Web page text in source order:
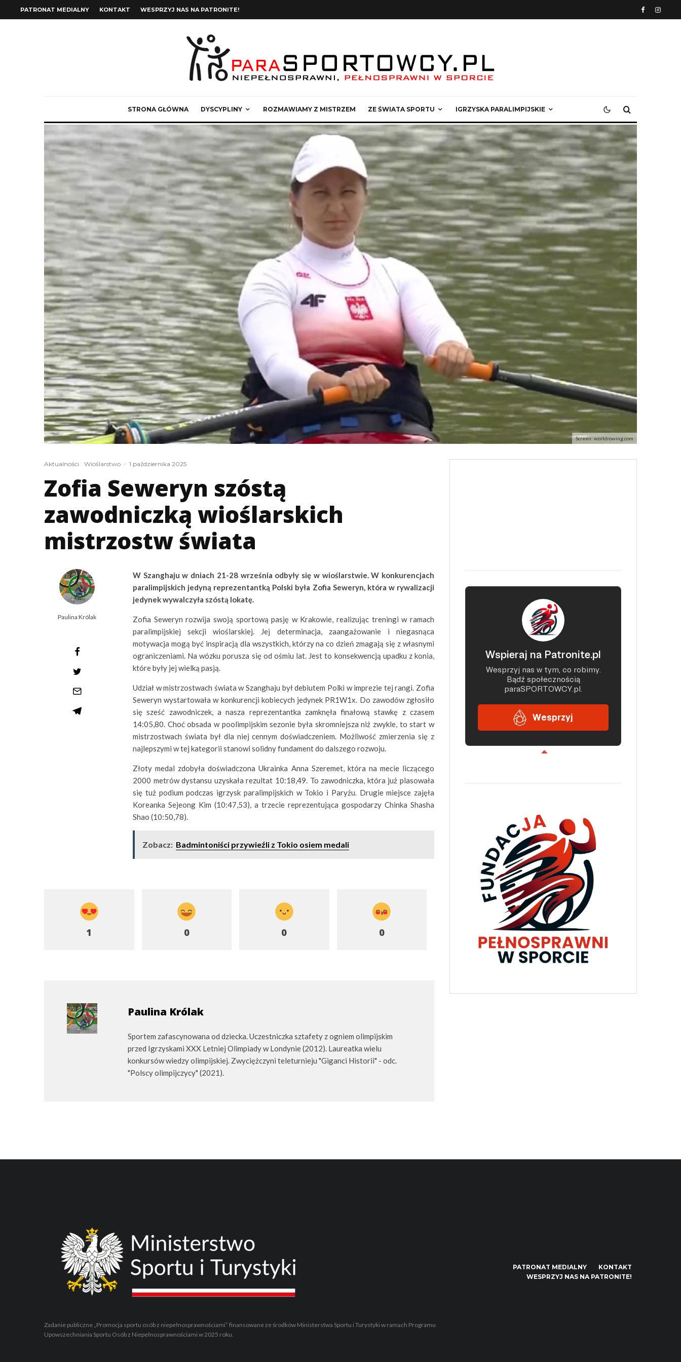
PATRONAT MEDIALNY KONTAKT WESPRZYJ NAS NA PATRONITE!
STRONA GŁÓWNA DYSCYPLINY ROZMAWIAMY Z MISTRZEM ZE ŚWIATA SPORTU IGRZYSKA PARALIMPIJSKIE
Screen: worldrowing.com
Aktualności Wioślarstwo · 1 października 2025
Zofia Seweryn szóstą
zawodniczką wioślarskich
mistrzostw świata
Paulina Królak
W Szanghaju w dniach 21-28 września odbyły się w wioślarstwie. W konkurencjach
paralimpijskich jedyną reprezentantką Polski była Zofia Seweryn, która w rywalizacji
jedynek wywalczyła szóstą lokatę.
Zofia Seweryn rozwija swoją sportową pasję w Krakowie, realizując treningi w ramach
paralimpijskiej sekcji wioślarskiej. Jej determinacja, zaangażowanie i niegasnąca
motywacja mogą być inspiracją dla wszystkich, którzy na co dzień zmagają się z własnymi
ograniczeniami. Na wózku porusza się od ośmiu lat. Jest to konsekwencją upadku z konia,
które były jej wielką pasją.
Udział w mistrzostwach świata w Szanghaju był debiutem Polki w imprezie tej rangi. Zofia
Seweryn wystartowała w konkurencji kobiecych jedynek PR1W1x. Do zawodów zgłosiło
się sześć zawodniczek, a nasza reprezentantka zamknęła finałową stawkę z czasem
14:05,80. Choć obsada w poolimpijskim sezonie była skromniejsza niż zwykle, to start w
mistrzostwach świata był dla niej cennym doświadczeniem. Możliwość zmierzenia się z
najlepszymi w tej kategorii stanowi solidny fundament do dalszego rozwoju.
Złoty medal zdobyła doświadczona Ukrainka Anna Szeremet, która na mecie liczącego
2000 metrów dystansu uzyskała rezultat 10:18,49. To zawodniczka, która już plasowała
się tuż podium podczas igrzysk paralimpijskich w Tokio i Paryżu. Drugie miejsce zajęła
Koreanka Sejeong Kim (10:47,53), a trzecie reprezentująca gospodarzy Chinka Shasha
Shao (10:50,78).
Zobacz: Badmintoniści przywieźli z Tokio osiem medali
1 0 0 0
Paulina Królak
Sportem zafascynowana od dziecka. Uczestniczka sztafety z ogniem olimpijskim
przed Igrzyskami XXX Letniej Olimpiady w Londynie (2012). Laureatka wielu
konkursów wiedzy olimpijskiej. Zwyciężczyni teleturnieju "Giganci Historii" - odc.
"Polscy olimpijczycy" (2021).
Zadanie publiczne „Promocja sportu osób z niepełnosprawnościami” finansowane ze środków Ministerstwa Sportu i Turystyki w ramach Programu
Upowszechniania Sportu Osób z Niepełnosprawnościami w 2025 roku.
PATRONAT MEDIALNY
KONTAKT
WESPRZYJ NAS NA PATRONITE!